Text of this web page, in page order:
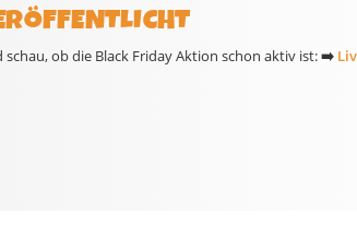
ob die Black Friday Aktion schon aktiv ist:➡️